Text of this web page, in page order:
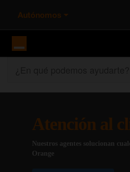
Autónomos
Atención al
Nuestros agentes solucionan
Orange